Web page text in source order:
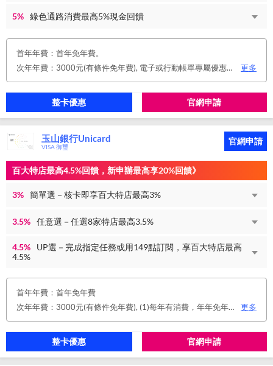
5% 綠色通路消費最高5%現金回饋
首年年費：首年免年費。
次年年費：3000元(有條件免年費), 電子或行動帳單專屬優惠： 申請信用卡電子或行動對帳單且取消實體帳單，於電子/行動帳單申請期間，正、附卡皆享免年費之優惠。 年度消費減免辦法： 第2年起，以收取年費當年前12個月累計消費滿NT$150,000或不限金額消費12次，即免收次年年費。 年費：正卡NT$3,000、附卡NT$1,500，附卡6張(含)以內免年費。
更多
整卡優惠 官網申請
玉山銀行Unicard
VISA 御璽
官網申請
百大特店最高4.5%回饋，新申辦最高享20%回饋》
3% 簡單選－核卡即享百大特店最高3%
3.5% 任意選－任選8家特店最高3.5%
4.5%
UP選－完成指定任務或用149點訂閱，享百大特店最高
4.5%
首年年費：首年免年費
次年年費：3000元(有條件免年費), (1)每年有消費，年年免年費。或(2)同時使用玉山帳戶自動扣繳信用卡款及帳單e化期間享免年費優惠。
更多
整卡優惠 官網申請